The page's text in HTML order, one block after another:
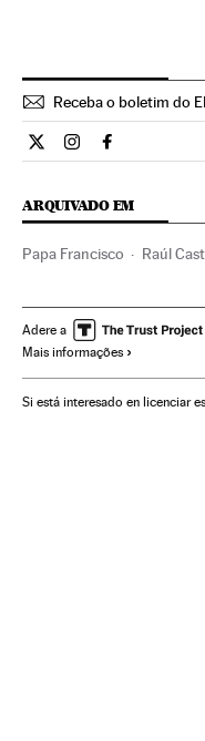
Receba o boletim do
Internacional El País
Internacional El
ARQUIVADO EM
Papa Francisco Raúl
Adere a
Mais informações
Si está interesado en licenciar